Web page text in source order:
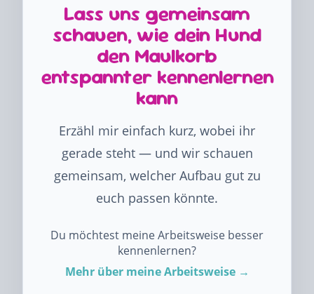
Lass uns gemeinsam
schauen, wie dein Hund
den Maulkorb
entspannter kennenlernen
kann
Erzähl mir einfach kurz, wobei ihr
gerade steht — und wir schauen
gemeinsam, welcher Aufbau gut zu
euch passen könnte.
Du möchtest meine Arbeitsweise besser
kennenlernen?
Mehr über meine Arbeitsweise →